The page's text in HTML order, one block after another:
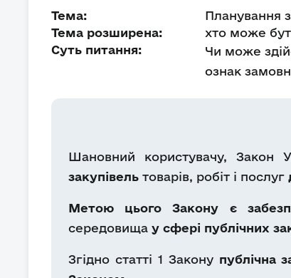
Тема:
Планування
Тема розширена:
хто може
Суть питання:
Чи може
ознак
Шановний користувачу, Закон
закупівель товарів, робіт і послуг
Метою цього Закону є
середовища у сфері публічних
Згідно статті 1 Закону публічна